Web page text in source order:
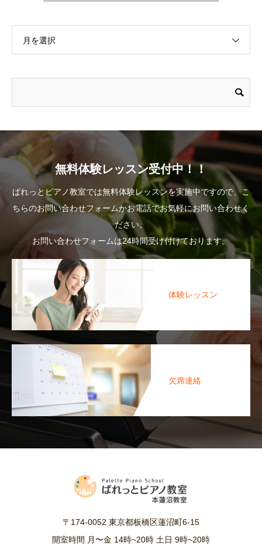
月を選択
無料体験レッスン受付中！！
ぱれっとピアノ教室では無料体験レッスンを実施中ですので、こ
ちらのお問い合わせフォームかお電話でお気軽にお問い合わせく
ださい。
お問い合わせフォームは24時間受け付けております。
体験レッスン
欠席連絡
〒174-0052 東京都板橋区蓮沼町6-15
開室時間 月〜金 14時~20時 土日 9時~20時